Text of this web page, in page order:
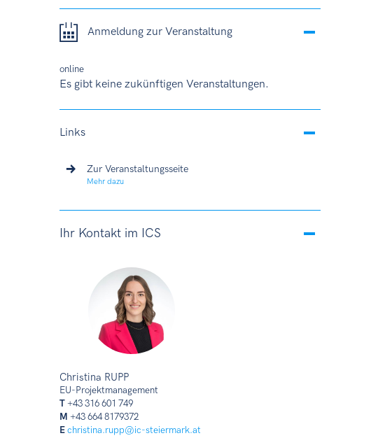
Anmeldung zur Veranstaltung
online
Es gibt keine zukünftigen Veranstaltungen.
Links
Zur Veranstaltungsseite
Mehr dazu
Ihr Kontakt im ICS
Christina RUPP
EU-Projektmanagement
T+43 316 601 749
M +43 664 8179372
E christina.rupp@ic-steiermark.at